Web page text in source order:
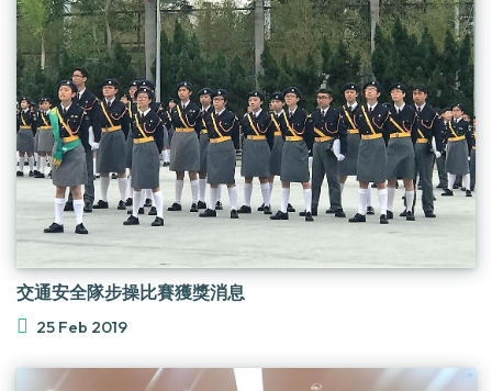
交通安全隊步操比賽獲獎消息
25 Feb 2019